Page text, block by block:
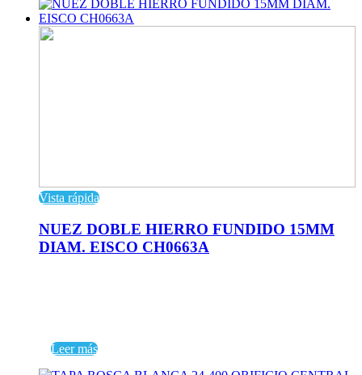
Vista rápida
NUEZ DOBLE HIERRO FUNDIDO 15MM
DIAM. EISCO CH0663A
Leer más